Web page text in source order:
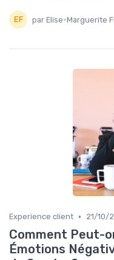
par Elise-Marguerite
Experience client • 21/10/
Comment Peut-
Émotions